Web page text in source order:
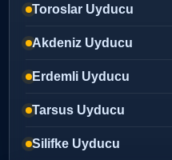
Toroslar Uyducu
Akdeniz Uyducu
Erdemli Uyducu
Tarsus Uyducu
Silifke Uyducu